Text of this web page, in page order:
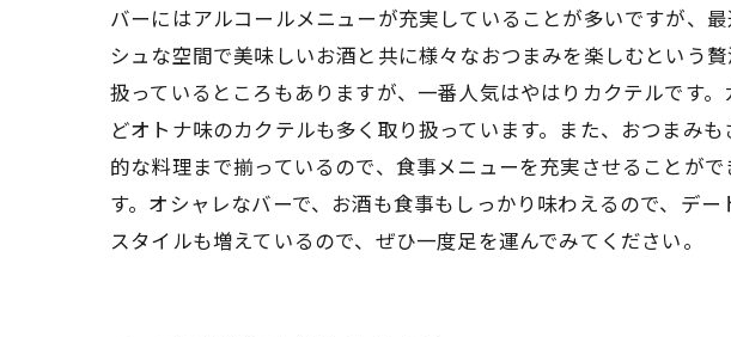
バーにはアルコールメニューが充実していることが多いですが、
シュな空間で美味しいお酒と共に様々なおつまみを楽しむという
扱っているところもありますが、一番人気はやはりカクテルです
どオトナ味のカクテルも多く取り扱っています。また、おつまみ
的な料理まで揃っているので、食事メニューを充実させることが
す。オシャレなバーで、お酒も食事もしっかり味わえるので、デ
スタイルも増えているので、ぜひ一度足を運んでみてください。